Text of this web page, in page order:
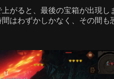
がると、最後の宝箱が出現し
はわずかしかなく、その間も